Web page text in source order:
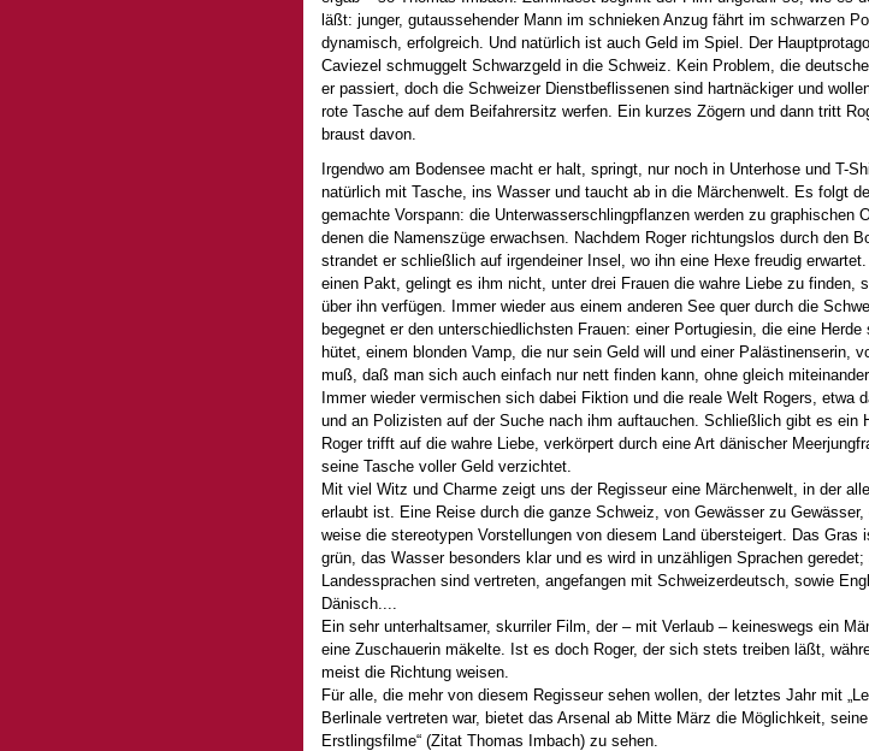
läßt: junger, gutaussehender Mann im schnieken Anzug fährt im schwarzen
dynamisch, erfolgreich. Und natürlich ist auch Geld im Spiel. Der
Caviezel schmuggelt Schwarzgeld in die Schweiz. Kein Problem, die
er passiert, doch die Schweizer Dienstbeflissenen sind hartnäckiger und
rote Tasche auf dem Beifahrersitz werfen. Ein kurzes Zögern und dann tritt
braust davon.
Irgendwo am Bodensee macht er halt, springt, nur noch in Unterhose und T-
natürlich mit Tasche, ins Wasser und taucht ab in die Märchenwelt. Es folgt
gemachte Vorspann: die Unterwasserschlingpflanzen werden zu graphischen
denen die Namenszüge erwachsen. Nachdem Roger richtungslos durch den
strandet er schließlich auf irgendeiner Insel, wo ihn eine Hexe freudig
einen Pakt, gelingt es ihm nicht, unter drei Frauen die wahre Liebe zu finden,
über ihn verfügen. Immer wieder aus einem anderen See quer durch die
begegnet er den unterschiedlichsten Frauen: einer Portugiesin, die eine
hütet, einem blonden Vamp, die nur sein Geld will und einer Palästinenserin,
muß, daß man sich auch einfach nur nett finden kann, ohne gleich
Immer wieder vermischen sich dabei Fiktion und die reale Welt Rogers, etwa
und an Polizisten auf der Suche nach ihm auftauchen. Schließlich gibt es ein
Roger trifft auf die wahre Liebe, verkörpert durch eine Art dänischer
seine Tasche voller Geld verzichtet.
Mit viel Witz und Charme zeigt uns der Regisseur eine Märchenwelt, in der
erlaubt ist. Eine Reise durch die ganze Schweiz, von Gewässer zu
weise die stereotypen Vorstellungen von diesem Land übersteigert. Das Gras
grün, das Wasser besonders klar und es wird in unzähligen Sprachen geredet;
Landessprachen sind vertreten, angefangen mit Schweizerdeutsch, sowie
Dänisch....
Ein sehr unterhaltsamer, skurriler Film, der – mit Verlaub – keineswegs ein
eine Zuschauerin mäkelte. Ist es doch Roger, der sich stets treiben läßt,
meist die Richtung weisen.
Für alle, die mehr von diesem Regisseur sehen wollen, der letztes Jahr mit
Berlinale vertreten war, bietet das Arsenal ab Mitte März die Möglichkeit, seine
Erstlingsfilme“ (Zitat Thomas Imbach) zu sehen.